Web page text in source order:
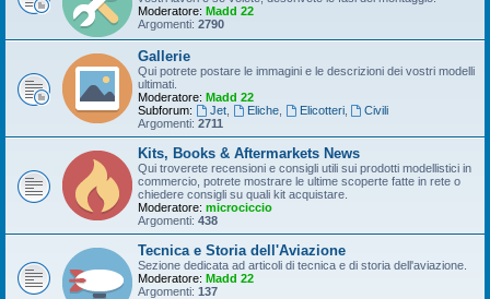
Moderatore: Madd 22
Argomenti: 2790
Gallerie
Qui potrete postare le immagini e le descrizioni dei vostri modelli
ultimati.
Moderatore: Madd 22
Subforum:
Jet, Eliche, Elicotteri,
Civili
Argomenti: 2711
Kits, Books & Aftermarkets News
Qui troverete recensioni e consigli utili sui prodotti modellistici in
commercio, potrete mostrare le ultime scoperte fatte in rete o
chiedere consigli su quali kit acquistare.
Moderatore: microciccio
Argomenti: 438
Tecnica e Storia dell'Aviazione
Sezione dedicata ad articoli di tecnica e di storia dell'aviazione.
Moderatore: Madd 22
Argomenti: 137